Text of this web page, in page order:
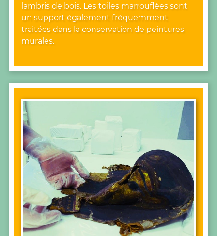
lambris de bois. Les toiles marrouflées sont
un support également fréquemment
traitées dans la conservation de peintures
murales.